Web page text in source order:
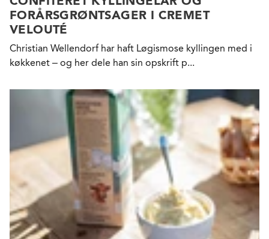
FORÅRSGRØNTSAGER I CREMET
VELOUTÉ
Christian Wellendorf har haft Løgismose kyllingen med i
køkkenet – og her dele han sin opskrift p...